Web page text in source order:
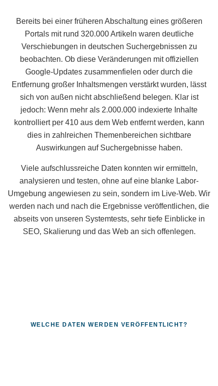
Bereits bei einer früheren Abschaltung eines größeren
Portals mit rund 320.000 Artikeln waren deutliche
Verschiebungen in deutschen Suchergebnissen zu
beobachten. Ob diese Veränderungen mit offiziellen
Google-Updates zusammenfielen oder durch die
Entfernung großer Inhaltsmengen verstärkt wurden, lässt
sich von außen nicht abschließend belegen. Klar ist
jedoch: Wenn mehr als 2.000.000 indexierte Inhalte
kontrolliert per 410 aus dem Web entfernt werden, kann
dies in zahlreichen Themenbereichen sichtbare
Auswirkungen auf Suchergebnisse haben.
Viele aufschlussreiche Daten konnten wir ermitteln,
analysieren und testen, ohne auf eine blanke Labor-
Umgebung angewiesen zu sein, sondern im Live-Web. Wir
werden nach und nach die Ergebnisse veröffentlichen, die
abseits von unseren Systemtests, sehr tiefe Einblicke in
SEO, Skalierung und das Web an sich offenlegen.
WELCHE DATEN WERDEN VERÖFFENTLICHT?